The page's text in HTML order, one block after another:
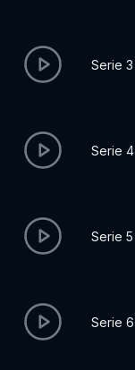
Serie 3
Serie 4
Serie 5
Serie 6